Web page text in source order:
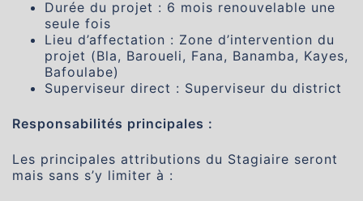
Durée du projet : 6 mois renouvelable une
seule fois
Lieu d’affectation : Zone d’intervention du
projet (Bla, Baroueli, Fana, Banamba, Kayes,
Bafoulabe)
Superviseur direct : Superviseur du district
Responsabilités principales :
Les principales attributions du Stagiaire seront
mais sans s’y limiter à :